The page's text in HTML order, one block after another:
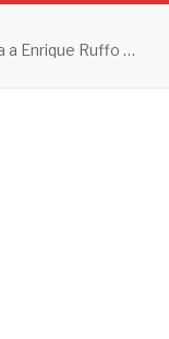
Detienen a apoderada de empresa ligada a Enrique Ruffo por investigación de Huachicol Fiscal